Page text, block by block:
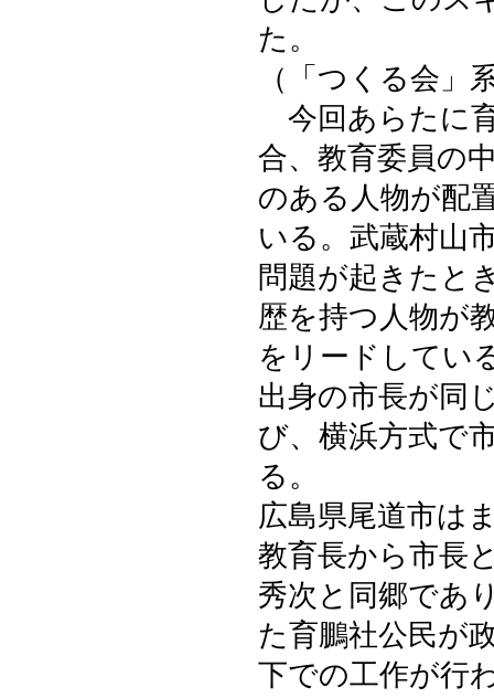
た。
（「つくる会」
今回あらたに
合、教育委員の
のある人物が配
いる。武蔵村山
問題が起きたと
歴を持つ人物が
をリードしてい
出身の市長が同
び、横浜方式で
る。
広島県尾道市は
教育長から市長
秀次と同郷であ
た育鵬社公民が
下での工作が行